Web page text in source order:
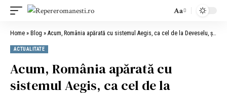
Aa
Home » Blog » Acum, România apărată cu sistemul Aegis, ca cel de la Deveselu, și împotriva rachetelor hipersonice
ACTUALITATE
Acum, România apărată cu
sistemul Aegis, ca cel de la